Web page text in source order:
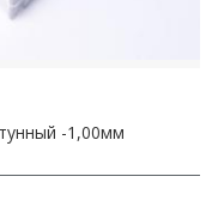
-1,00мм